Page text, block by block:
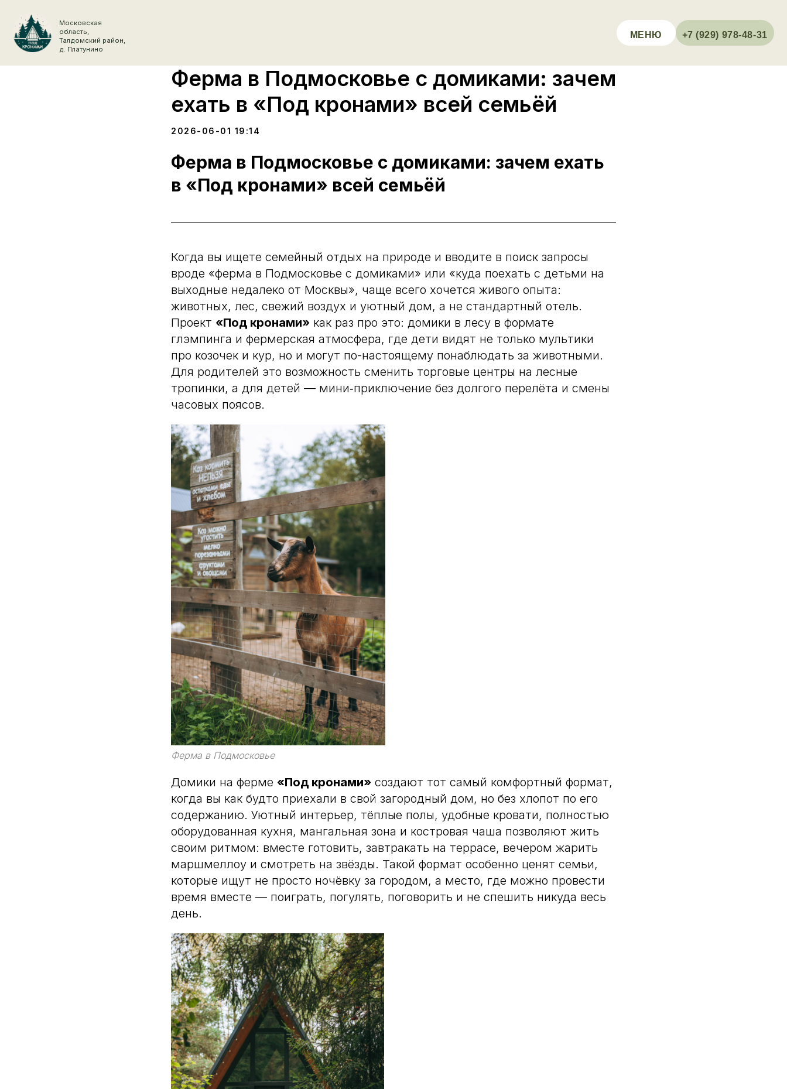
Московская
область,
Талдомский район,
д. Платунино
+7 (929) 978-48-31
Ферма в Подмосковье с домиками: зачем
ехать в «Под кронами» всей семьёй
2026-06-01 19:14
Ферма в Подмосковье с домиками: зачем ехать
в «Под кронами» всей семьёй
Когда вы ищете семейный отдых на природе и вводите в поиск запросы
вроде «ферма в Подмосковье с домиками» или «куда поехать с детьми на
выходные недалеко от Москвы», чаще всего хочется живого опыта:
животных, лес, свежий воздух и уютный дом, а не стандартный отель.
Проект «Под кронами» как раз про это: домики в лесу в формате
глэмпинга и фермерская атмосфера, где дети видят не только мультики
про козочек и кур, но и могут по-настоящему понаблюдать за животными.
Для родителей это возможность сменить торговые центры на лесные
тропинки, а для детей — мини‑приключение без долгого перелёта и смены
часовых поясов.
Ферма в Подмосковье
Домики на ферме «Под кронами» создают тот самый комфортный формат,
когда вы как будто приехали в свой загородный дом, но без хлопот по его
содержанию. Уютный интерьер, тёплые полы, удобные кровати, полностью
оборудованная кухня, мангальная зона и костровая чаша позволяют жить
своим ритмом: вместе готовить, завтракать на террасе, вечером жарить
маршмеллоу и смотреть на звёзды. Такой формат особенно ценят семьи,
которые ищут не просто ночёвку за городом, а место, где можно провести
время вместе — поиграть, погулять, поговорить и не спешить никуда весь
день.